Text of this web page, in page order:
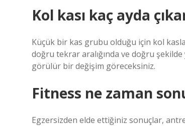
Kol kası kaç ayda
Küçük bir kas grubu olduğu için kol
doğru tekrar aralığında ve doğru
görülür bir değişim göreceksiniz.
Fitness ne zaman
Egzersizden elde ettiğiniz sonuçlar,